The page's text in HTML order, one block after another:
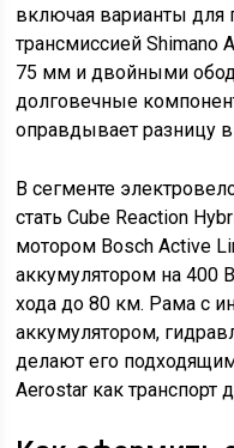
включая варианты для
трансмиссией Shimano
75 мм и двойными
долговечные
оправдывает разницу
В сегменте
стать Cube Reaction
мотором Bosch Active
аккумулятором на 400
хода до 80 км. Рама с
аккумулятором,
делают его
Aerostar как